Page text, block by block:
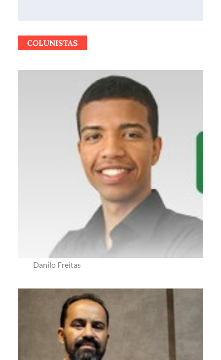
COLUNISTAS
Danilo Freitas